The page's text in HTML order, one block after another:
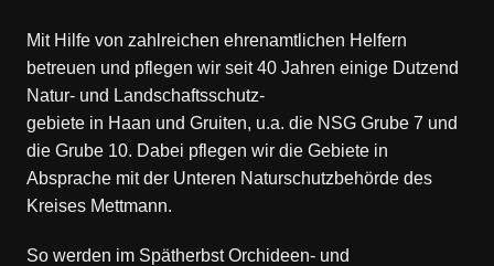
Mit Hilfe von zahlreichen ehrenamtlichen Helfern
betreuen und pflegen wir seit 40 Jahren einige Dutzend
Natur- und Landschaftsschutz-
gebiete in Haan und Gruiten, u.a. die NSG Grube 7 und
die Grube 10. Dabei pflegen wir die Gebiete in
Absprache mit der Unteren Naturschutzbehörde des
Kreises Mettmann.
So werden im Spätherbst Orchideen- und